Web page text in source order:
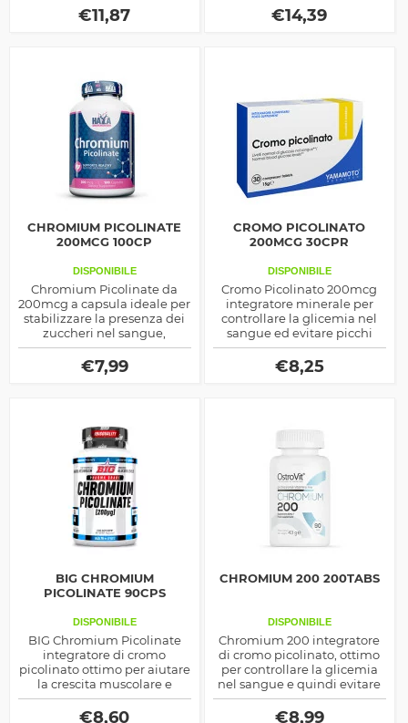
la glicemia e aumentare la
massa magra diminuendo
€11,87
sangue e regolare la curva
glicemica
€14,39
CHROMIUM PICOLINATE
200MCG 100CP
DISPONIBILE
Chromium Picolinate da
200mcg a capsula ideale per
stabilizzare la presenza dei
zuccheri nel sangue,
regolarizzando la glicemia,
prodotto dalla Haya Labs
€7,99
CROMO PICOLINATO
200MCG 30CPR
DISPONIBILE
Cromo Picolinato 200mcg
integratore minerale per
controllare la glicemia nel
sangue ed evitare picchi
insulinici o cortisolici, utile
anche come stimolatore del
testosterone
€8,25
BIG CHROMIUM
PICOLINATE 90CPS
DISPONIBILE
BIG Chromium Picolinate
integratore di cromo
picolinato ottimo per aiutare
la crescita muscolare e
diminuire il grasso corporeo,
agisce sulla glicemia e sulla
€8,60
CHROMIUM 200 200TABS
DISPONIBILE
Chromium 200 integratore
di cromo picolinato, ottimo
per controllare la glicemia
nel sangue e quindi evitare
picchi insulinici ma anche
cortisolici, inoltre agisce
€8,99